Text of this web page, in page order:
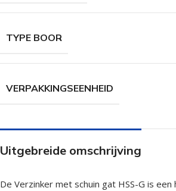
TYPE BOOR
VERPAKKINGSEENHEID
Uitgebreide omschrijving
De Verzinker met schuin gat HSS-G is